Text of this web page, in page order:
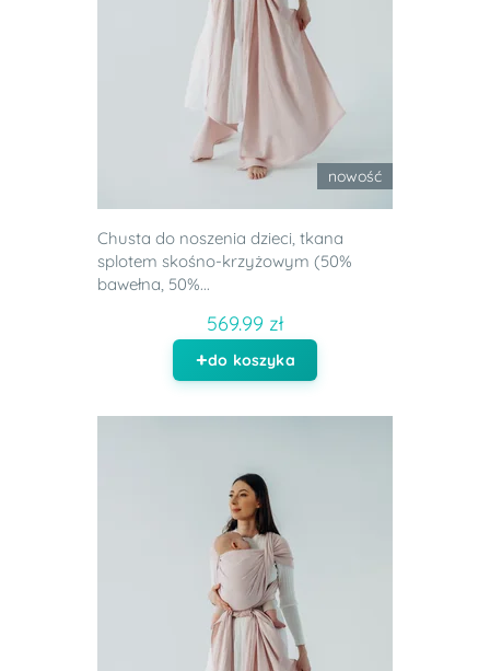
nowość
Chusta do noszenia dzieci, tkana
splotem skośno-krzyżowym (50%
bawełna, 50%...
569.99 zł
do koszyka